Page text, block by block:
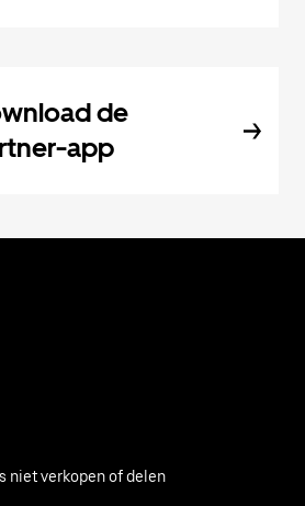
de
app
niet verkopen of delen